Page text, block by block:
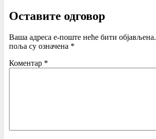
Оставите одговор
Ваша адреса е-поште неће бити објављена.
поља су означена *
Коментар *